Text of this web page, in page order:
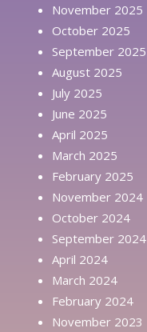
November 2025
October 2025
September 2025
August 2025
July 2025
June 2025
April 2025
March 2025
February 2025
November 2024
October 2024
September 2024
April 2024
March 2024
February 2024
November 2023